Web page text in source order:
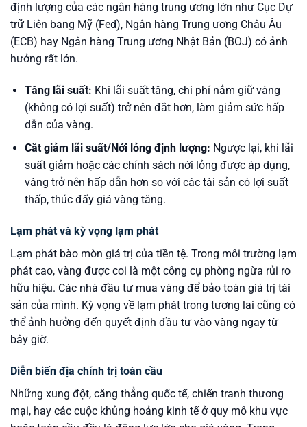
định lượng của các ngân hàng trung ương lớn như Cục Dự
trữ Liên bang Mỹ (Fed), Ngân hàng Trung ương Châu Âu
(ECB) hay Ngân hàng Trung ương Nhật Bản (BOJ) có ảnh
hưởng rất lớn.
Tăng lãi suất: Khi lãi suất tăng, chi phí nắm giữ vàng
(không có lợi suất) trở nên đắt hơn, làm giảm sức hấp
dẫn của vàng.
Cắt giảm lãi suất/Nới lỏng định lượng: Ngược lại, khi lãi
suất giảm hoặc các chính sách nới lỏng được áp dụng,
vàng trở nên hấp dẫn hơn so với các tài sản có lợi suất
thấp, thúc đẩy giá vàng tăng.
Lạm phát và kỳ vọng lạm phát
Lạm phát bào mòn giá trị của tiền tệ. Trong môi trường lạm
phát cao, vàng được coi là một công cụ phòng ngừa rủi ro
hữu hiệu. Các nhà đầu tư mua vàng để bảo toàn giá trị tài
sản của mình. Kỳ vọng về lạm phát trong tương lai cũng có
thể ảnh hưởng đến quyết định đầu tư vào vàng ngay từ
bây giờ.
Diễn biến địa chính trị toàn cầu
Những xung đột, căng thẳng quốc tế, chiến tranh thương
mại, hay các cuộc khủng hoảng kinh tế ở quy mô khu vực